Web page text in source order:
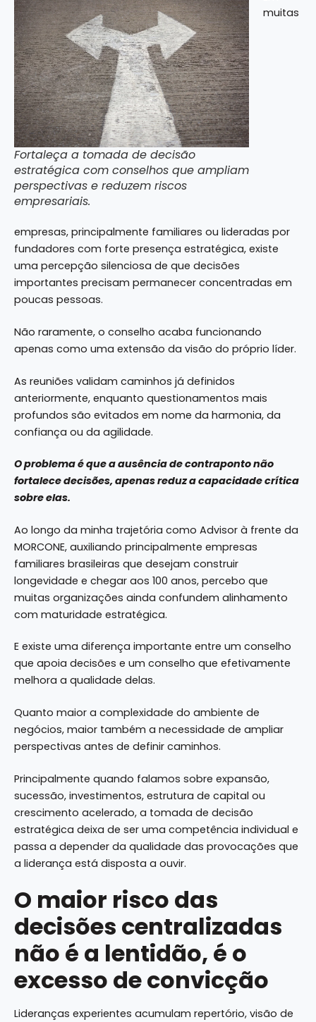
Fortaleça a tomada de decisão
estratégica com conselhos que ampliam
perspectivas e reduzem riscos
empresariais.
muitas
empresas, principalmente familiares ou lideradas por
fundadores com forte presença estratégica, existe
uma percepção silenciosa de que decisões
importantes precisam permanecer concentradas em
poucas pessoas.
Não raramente, o conselho acaba funcionando
apenas como uma extensão da visão do próprio líder.
As reuniões validam caminhos já definidos
anteriormente, enquanto questionamentos mais
profundos são evitados em nome da harmonia, da
confiança ou da agilidade.
O problema é que a ausência de contraponto não
fortalece decisões, apenas reduz a capacidade crítica
sobre elas.
Ao longo da minha trajetória como Advisor à frente da
MORCONE, auxiliando principalmente empresas
familiares brasileiras que desejam construir
longevidade e chegar aos 100 anos, percebo que
muitas organizações ainda confundem alinhamento
com maturidade estratégica.
E existe uma diferença importante entre um conselho
que apoia decisões e um conselho que efetivamente
melhora a qualidade delas.
Quanto maior a complexidade do ambiente de
negócios, maior também a necessidade de ampliar
perspectivas antes de definir caminhos.
Principalmente quando falamos sobre expansão,
sucessão, investimentos, estrutura de capital ou
crescimento acelerado, a tomada de decisão
estratégica deixa de ser uma competência individual e
passa a depender da qualidade das provocações que
a liderança está disposta a ouvir.
O maior risco das
decisões centralizadas
não é a lentidão, é o
excesso de convicção
Lideranças experientes acumulam repertório, visão de